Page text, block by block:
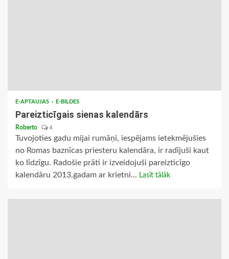
E-APTAUJAS E-BILDES
Pareizticīgais sienas kalendārs
Roberto 4
Tuvojoties gadu mijai rumāņi, iespējams ietekmējušies
no Romas baznīcas priesteru kalendāra, ir radījuši kaut
ko līdzīgu. Radošie prāti ir izveidojuši pareizticīgo
kalendāru 2013.gadam ar krietni... Lasīt tālāk